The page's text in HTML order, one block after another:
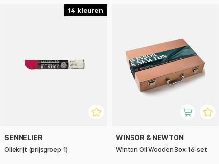
14
SENNELIER
Oliekrijt (prijsgroep 1)
WINSOR & NEWTON
Winton Oil Wooden Box 16-set